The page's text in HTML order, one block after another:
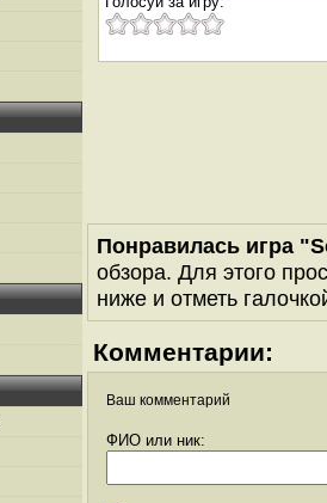
Понравилась игра
обзора. Для этого
ниже и отметь
Комментарии:
Ваш комментарий
ФИО или ник: